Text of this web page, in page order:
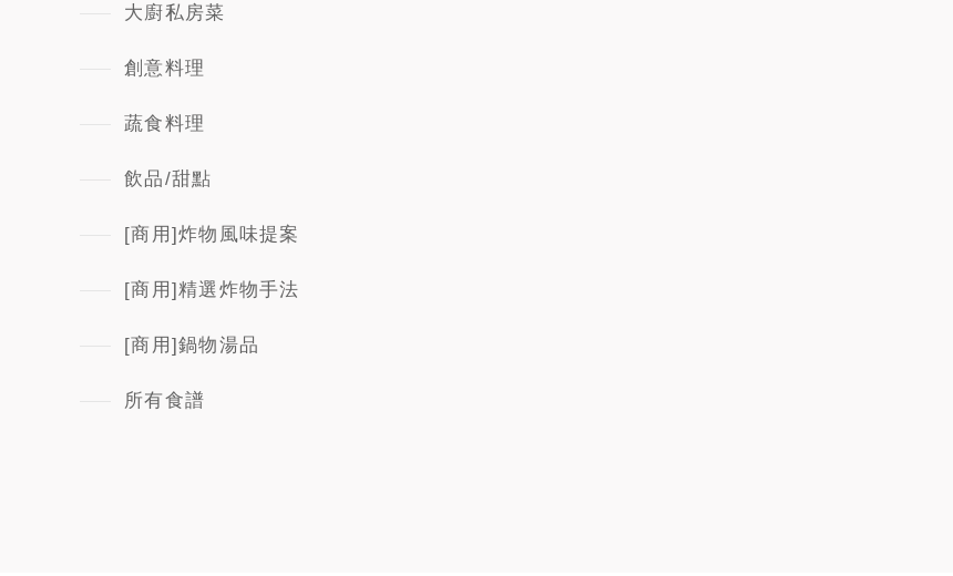
大廚私房菜
創意料理
蔬食料理
飲品/甜點
[商用]炸物風味提案
[商用]精選炸物手法
[商用]鍋物湯品
所有食譜